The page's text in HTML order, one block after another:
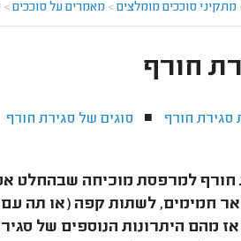
מתקיני סוככים מומלצים> מאמרים על סוככים>
חורף
סגירת חורף ■ סוגים של סגירת חורף
חורף למרפסת מוכיחה שבהחלט
חמימים, לשתות קפה (או תה
מהם היתרונות הנוספים של